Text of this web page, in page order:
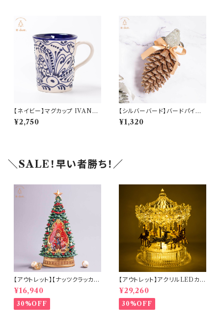
【ネイビー】マグカップ IVANR
OS(イバンロス)(am-LEVP46
01)
¥2,750
【シルバーバード】バードパイン
コーンオーナメント(hr-10618-
SL)
¥1,320
＼SALE！早い者勝ち！／
【アウトレット】【ナッツクラッカー
ツリー】リキッドLEDスノードー
ム【電池・USB仕様】(hr-1093
4)
¥16,940
30%OFF
【アウトレット】アクリルLEDカル
ーセルミュージック(10350)
¥29,260
30%OFF